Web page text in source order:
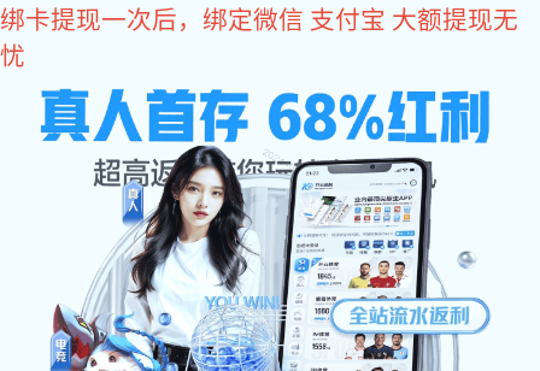
旺财28
关于旺财28